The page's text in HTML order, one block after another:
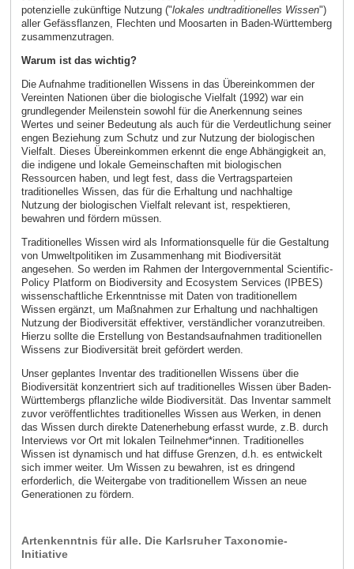
potenzielle zukünftige Nutzung ("lokales undtraditionelles Wissen")
aller Gefässflanzen, Flechten und Moosarten in Baden-Württemberg
zusammenzutragen.
Warum ist das wichtig?
Die Aufnahme traditionellen Wissens in das Übereinkommen der
Vereinten Nationen über die biologische Vielfalt (1992) war ein
grundlegender Meilenstein sowohl für die Anerkennung seines
Wertes und seiner Bedeutung als auch für die Verdeutlichung seiner
engen Beziehung zum Schutz und zur Nutzung der biologischen
Vielfalt. Dieses Übereinkommen erkennt die enge Abhängigkeit an,
die indigene und lokale Gemeinschaften mit biologischen
Ressourcen haben, und legt fest, dass die Vertragsparteien
traditionelles Wissen, das für die Erhaltung und nachhaltige
Nutzung der biologischen Vielfalt relevant ist, respektieren,
bewahren und fördern müssen.
Traditionelles Wissen wird als Informationsquelle für die Gestaltung
von Umweltpolitiken im Zusammenhang mit Biodiversität
angesehen. So werden im Rahmen der Intergovernmental Scientific-
Policy Platform on Biodiversity and Ecosystem Services (IPBES)
wissenschaftliche Erkenntnisse mit Daten von traditionellem
Wissen ergänzt, um Maßnahmen zur Erhaltung und nachhaltigen
Nutzung der Biodiversität effektiver, verständlicher voranzutreiben.
Hierzu sollte die Erstellung von Bestandsaufnahmen traditionellen
Wissens zur Biodiversität breit gefördert werden.
Unser geplantes Inventar des traditionellen Wissens über die
Biodiversität konzentriert sich auf traditionelles Wissen über Baden-
Württembergs pflanzliche wilde Biodiversität. Das Inventar sammelt
zuvor veröffentlichtes traditionelles Wissen aus Werken, in denen
das Wissen durch direkte Datenerhebung erfasst wurde, z.B. durch
Interviews vor Ort mit lokalen Teilnehmer*innen. Traditionelles
Wissen ist dynamisch und hat diffuse Grenzen, d.h. es entwickelt
sich immer weiter. Um Wissen zu bewahren, ist es dringend
erforderlich, die Weitergabe von traditionellem Wissen an neue
Generationen zu fördern.
Artenkenntnis für alle. Die Karlsruher Taxonomie-
Initiative